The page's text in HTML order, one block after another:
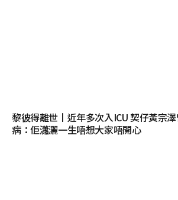
黎彼得離世丨近年多次入ICU 契仔黃宗
病：佢瀟灑一生唔想大家唔開心